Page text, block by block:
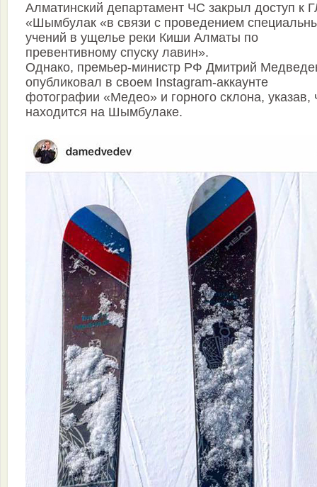
Алматинский департамент ЧС закрыл доступ к
«Шымбулак «в связи с проведением
учений в ущелье реки Киши Алматы по
превентивному спуску лавин».
Однако, премьер-министр РФ Дмитрий
опубликовал в своем Instagram-аккаунте
фотографии «Медео» и горного склона, указав,
находится на Шымбулаке.